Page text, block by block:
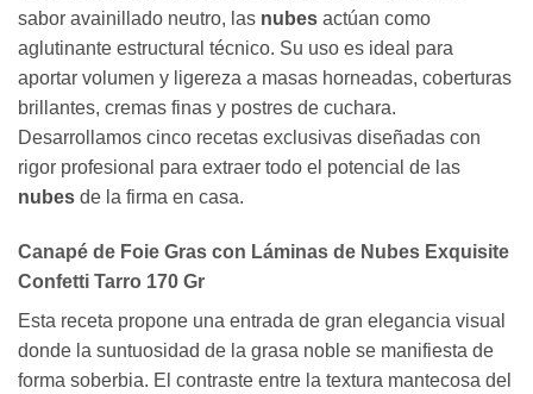
sabor avainillado neutro, las nubes actúan como
aglutinante estructural técnico. Su uso es ideal para
aportar volumen y ligereza a masas horneadas, coberturas
brillantes, cremas finas y postres de cuchara.
Desarrollamos cinco recetas exclusivas diseñadas con
rigor profesional para extraer todo el potencial de las
nubes de la firma en casa.
Canapé de Foie Gras con Láminas de Nubes Exquisite
Confetti Tarro 170 Gr
Esta receta propone una entrada de gran elegancia visual
donde la suntuosidad de la grasa noble se manifiesta de
forma soberbia. El contraste entre la textura mantecosa del